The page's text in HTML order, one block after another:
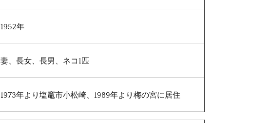
1952年
妻、長女、長男、ネコ1匹
1973年より塩竈市小松崎、1989年より梅の宮に居住